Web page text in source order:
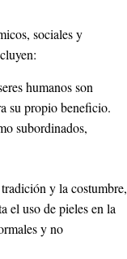
sociales y
humanos son
su propio beneficio.
subordinados,
y la costumbre,
el uso de pieles en la
y no